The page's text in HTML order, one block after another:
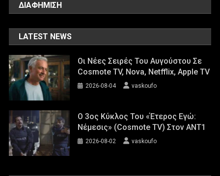
ΔΙΑΦΗΜΙΣΗ
LATEST NEWS
Οι Νέες Σειρές Του Αυγούστου Σε
Cosmote TV, Nova, Netfflix, Apple TV
2026-08-04 vaskoufo
Ο 3ος Κύκλος Του «Έτερος Εγώ:
Νέμεσις» (Cosmote TV) Στον ΑΝΤ1
2026-08-02 vaskoufo